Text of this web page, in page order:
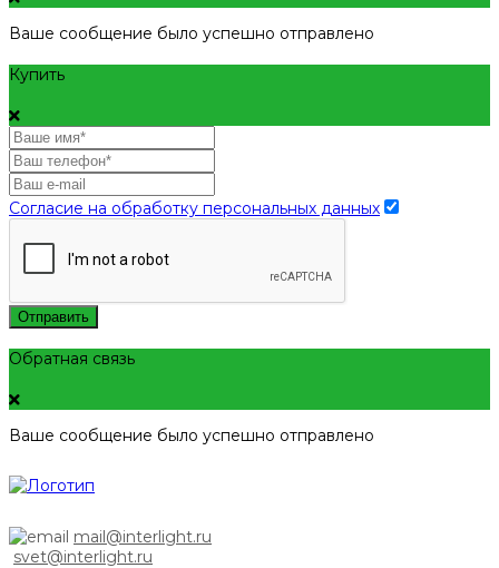
Ваше сообщение было успешно отправлено
Купить
Согласие на обработку персональных данных
Отправить
Обратная связь
Ваше сообщение было успешно отправлено
mail@interlight.ru
svet@interlight.ru